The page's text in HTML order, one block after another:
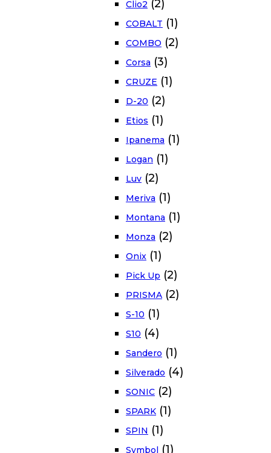
Clio2 (2)
COBALT (1)
COMBO (2)
Corsa (3)
CRUZE (1)
D-20 (2)
Etios (1)
Ipanema (1)
Logan (1)
Luv (2)
Meriva (1)
Montana (1)
Monza (2)
Onix (1)
Pick Up (2)
PRISMA (2)
S-10 (1)
S10 (4)
Sandero (1)
Silverado (4)
SONIC (2)
SPARK (1)
SPIN (1)
Symbol (1)